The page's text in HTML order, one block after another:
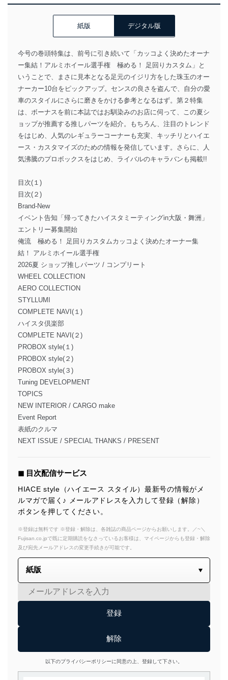
紙版 デジタル版
今号の巻頭特集は、前号に引き続いて「カッコよく決めたオーナ
ー集結！アルミホイール選手権 極める！ 足回りカスタム」と
いうことで、まさに見本となる足元のイジリ方をした珠玉のオー
ナーカー10台をピックアップ。センスの良さを盗んで、自分の愛
車のスタイルにさらに磨きをかける参考となるはず。第２特集
は、ボーナスを前に本誌ではお馴染みのお店に伺って、この夏シ
ョップが推薦する推しパーツを紹介。もちろん、注目のトレンド
をはじめ、人気のレギュラーコーナーも充実、キッチリとハイエ
ース・カスタマイズのための情報を発信しています。さらに、人
気沸騰のプロボックスをはじめ、ライバルのキャラバンも掲載!!
目次(１)
目次(２)
Brand-New
イベント告知「帰ってきたハイスタミーティングin大阪・舞洲」
エントリー募集開始
俺流 極める！ 足回りカスタムカッコよく決めたオーナー集
結！ アルミホイール選手権
2026夏 ショップ推しパーツ / コンプリート
WHEEL COLLECTION
AERO COLLECTION
STYLLUMI
COMPLETE NAVI(１)
ハイスタ倶楽部
COMPLETE NAVI(２)
PROBOX style(１)
PROBOX style(２)
PROBOX style(３)
Tuning DEVELOPMENT
TOPICS
NEW INTERIOR / CARGO make
Event Report
表紙のクルマ
NEXT ISSUE / SPECIAL THANKS / PRESENT
◼︎ 目次配信サービス
HIACE style（ハイエース スタイル）最新号の情報がメ
ルマガで届く♪ メールアドレスを入力して登録（解除）
ボタンを押してください。
※登録は無料です ※登録・解除は、各雑誌の商品ページからお願いします。／~＼
Fujisan.co.jpで既に定期購読をなさっているお客様は、マイページからも登録・解除
及び宛先メールアドレスの変更手続きが可能です。
以下のプライバシーポリシーに同意の上、登録して下さい。